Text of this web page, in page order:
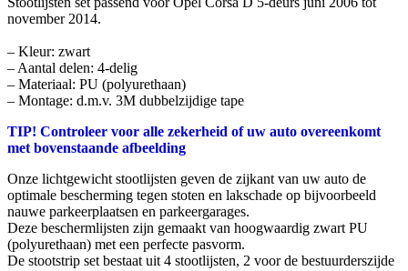
november 2014.
– Kleur: zwart
– Aantal delen: 4-delig
– Materiaal: PU (polyurethaan)
– Montage: d.m.v. 3M dubbelzijdige tape
TIP! Controleer voor alle zekerheid of uw auto overeenkomt
met bovenstaande afbeelding
Onze lichtgewicht stootlijsten geven de zijkant van uw auto de
optimale bescherming tegen stoten en lakschade op bijvoorbeeld
nauwe parkeerplaatsen en parkeergarages.
Deze beschermlijsten zijn gemaakt van hoogwaardig zwart PU
(polyurethaan) met een perfecte pasvorm.
De stootstrip set bestaat uit 4 stootlijsten, 2 voor de bestuurderszijde